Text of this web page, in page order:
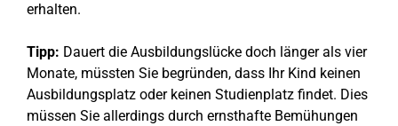
erhalten.
Tipp: Dauert die Ausbildungslücke doch länger als vier
Monate, müssten Sie begründen, dass Ihr Kind keinen
Ausbildungsplatz oder keinen Studienplatz findet. Dies
müssen Sie allerdings durch ernsthafte Bemühungen